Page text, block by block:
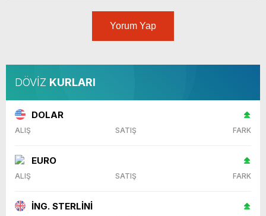
Yorum Yap
DÖVİZ KURLARI
DOLAR
ALIŞ SATIŞ FARK
EURO
ALIŞ SATIŞ FARK
İNG. STERLİNİ